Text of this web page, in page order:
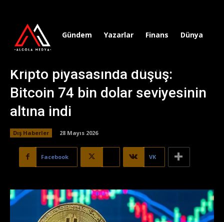
Gündem Yazarlar Finans Dünya
Kripto piyasasında düşüş:
Bitcoin 74 bin dolar seviyesinin
altına indi
Dış Haberler 28 Mayıs 2026
Facebook VK